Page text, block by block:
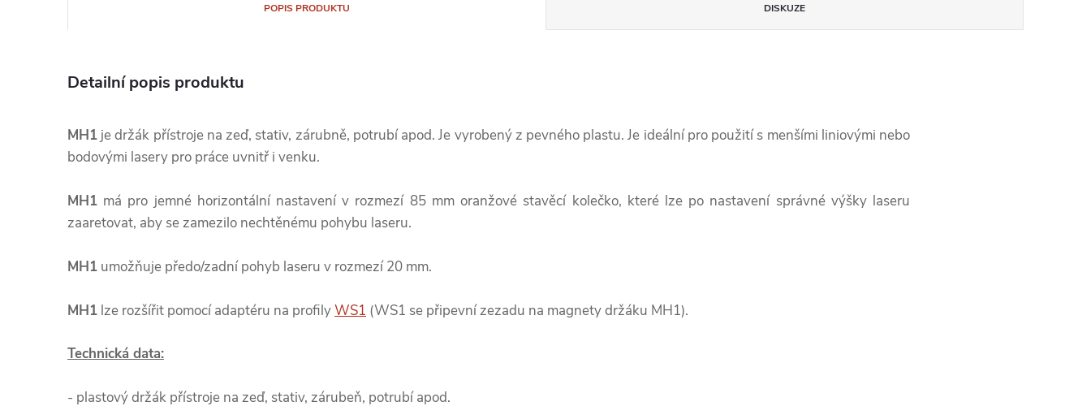
POPIS PRODUKTU DISKUZE
Detailní popis produktu
MH1 je držák přístroje na zeď, stativ, zárubně, potrubí apod. Je vyrobený z pevného plastu. Je ideální pro použití s menšími liniovými nebo
bodovými lasery pro práce uvnitř i venku.
MH1 má pro jemné horizontální nastavení v rozmezí 85 mm oranžové stavěcí kolečko, které lze po nastavení správné výšky laseru
zaaretovat, aby se zamezilo nechtěnému pohybu laseru.
MH1 umožňuje předo/zadní pohyb laseru v rozmezí 20 mm.
MH1 lze rozšířit pomocí adaptéru na profilyWS1 (WS1 se připevní zezadu na magnety držáku MH1).
Technická data:
- plastový držák přístroje na zeď, stativ, zárubeň, potrubí apod.